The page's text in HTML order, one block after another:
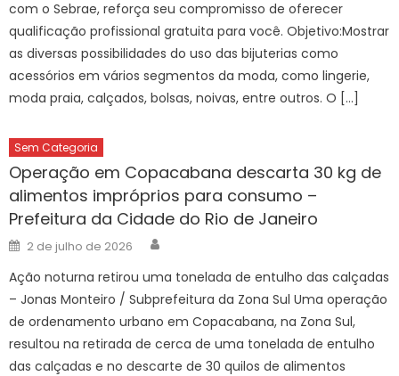
com o Sebrae, reforça seu compromisso de oferecer
qualificação profissional gratuita para você. Objetivo:Mostrar
as diversas possibilidades do uso das bijuterias como
acessórios em vários segmentos da moda, como lingerie,
moda praia, calçados, bolsas, noivas, entre outros. O […]
Sem Categoria
Operação em Copacabana descarta 30 kg de
alimentos impróprios para consumo –
Prefeitura da Cidade do Rio de Janeiro
Posted
on
2 de julho de 2026
Ação noturna retirou uma tonelada de entulho das calçadas
– Jonas Monteiro / Subprefeitura da Zona Sul Uma operação
de ordenamento urbano em Copacabana, na Zona Sul,
resultou na retirada de cerca de uma tonelada de entulho
das calçadas e no descarte de 30 quilos de alimentos